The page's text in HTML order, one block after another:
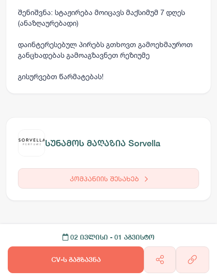
შენიშვნა: სტაჟირება მოიცავს მაქსიმუმ 7 დღეს
(ანაზღაურებადი)
დაინტერესებულ პირებს გთხოვთ გამოეხმაუროთ
განცხადებას გამოაგზავნეთ რეზიუმე
გისურვებთ წარმატებას!
სუნამოს მაღაზია Sorvella
კომპანიის შესახებ
02 ივლისი - 01 აგვისტო
CV-ს გაგზავნა